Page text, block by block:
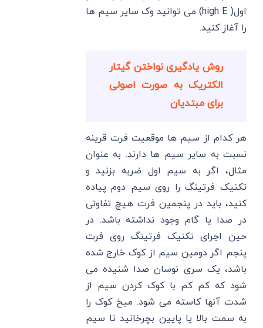
اول( high E) می توانید وک سایر سیم ها
را آغاز کنید.
روش یادگیری نواختن گیتار
الکتریک به صورت اصولی
برای مبتدیان
هر کدام از سیم ها موقعیت فرت قرینه
نسبت به سایر سیم ها دارند. به عنوان
مثال، اگر به سیم اول ضربه بزنید و
تکنیک فرتینگ را روی سیم دوم پیاده
کنید، باید در پنجمین فرت هیچ تفاوتی
در صدا یا گام وجود نداشته باشد. در
حین اجرای تکنیک فرتینگ روی فرت
پنجم اگر دومین سیم از کوک خارج شده
باشد، یک سری نوسان صدا شنیده می
شود که کم کم با کوک کردن سیم از
شدت آنها کاسته می شود. میخ کوک را
به سمت بالا یا پایین بچرخانید تا سیم